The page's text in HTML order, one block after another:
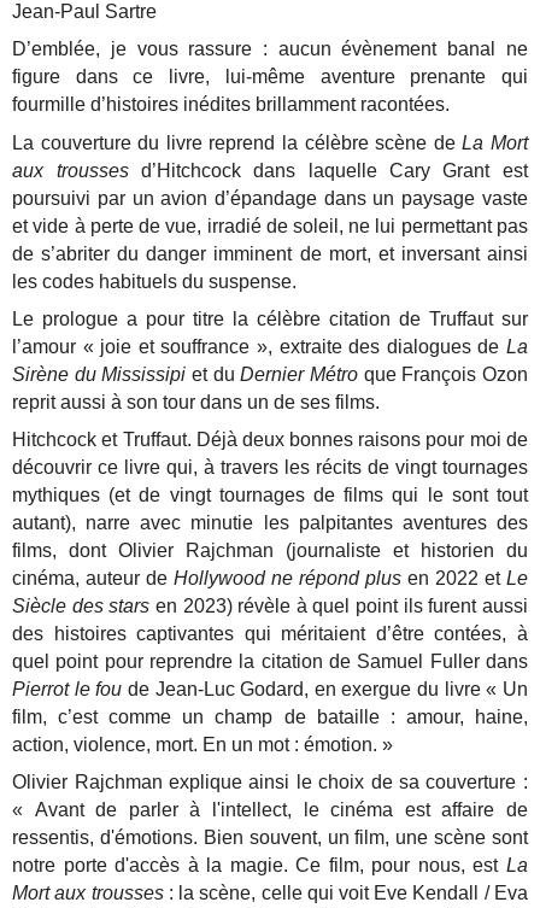
Jean-Paul Sartre
D’emblée, je vous rassure : aucun évènement banal ne
figure dans ce livre, lui-même aventure prenante qui
fourmille d’histoires inédites brillamment racontées.
La couverture du livre reprend la célèbre scène deLa Mort
aux trousses d’Hitchcock dans laquelle Cary Grant est
poursuivi par un avion d’épandage dans un paysage vaste
et vide à perte de vue, irradié de soleil, ne lui permettant pas
de s’abriter du danger imminent de mort, et inversant ainsi
les codes habituels du suspense.
Le prologue a pour titre la célèbre citation de Truffaut sur
l’amour « joie et souffrance », extraite des dialogues de La
Sirène du Mississipiet duDernier Métroque François Ozon
reprit aussi à son tour dans un de ses films.
Hitchcock et Truffaut. Déjà deux bonnes raisons pour moi de
découvrir ce livre qui, à travers les récits de vingt tournages
mythiques (et de vingt tournages de films qui le sont tout
autant), narre avec minutie les palpitantes aventures des
films, dont Olivier Rajchman (journaliste et historien du
cinéma, auteur deHollywood ne répond plus en 2022 et Le
Siècle des stars en 2023) révèle à quel point ils furent aussi
des histoires captivantes qui méritaient d’être contées, à
quel point pour reprendre la citation de Samuel Fuller dans
Pierrot le fou de Jean-Luc Godard, en exergue du livre « Un
film, c’est comme un champ de bataille : amour, haine,
action, violence, mort. En un mot : émotion. »
Olivier Rajchman explique ainsi le choix de sa couverture :
« Avant de parler à l'intellect, le cinéma est affaire de
ressentis, d'émotions. Bien souvent, un film, une scène sont
notre porte d'accès à la magie. Ce film, pour nous, est La
Mort aux trousses: la scène, celle qui voit Eve Kendall / Eva